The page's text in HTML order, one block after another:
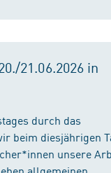
21.06.2026 in
durch das
beim diesjährigen
unsere